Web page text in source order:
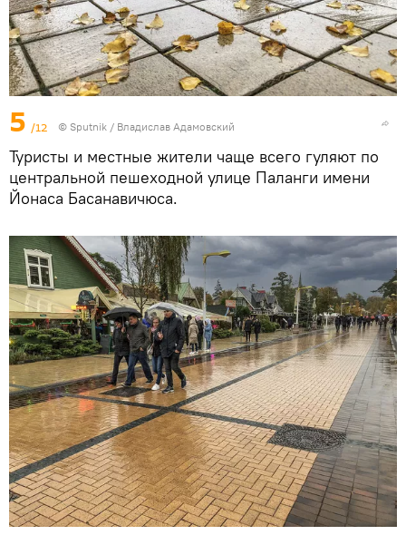
5 /12 © Sputnik / Владислав Адамовский
Туристы и местные жители чаще всего гуляют по
центральной пешеходной улице Паланги имени
Йонаса Басанавичюса.